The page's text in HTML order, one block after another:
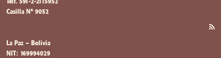
Casilla Nº 9052
La Paz – Bolivia
NIT: 169994029